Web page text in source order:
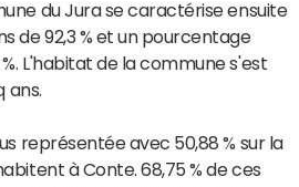
du Jura se caractérise ensuite
de 92,3 % et un pourcentage
L'habitat de la commune s'est
ans.
représentée avec 50,88 % sur la
à Conte. 68,75 % de ces